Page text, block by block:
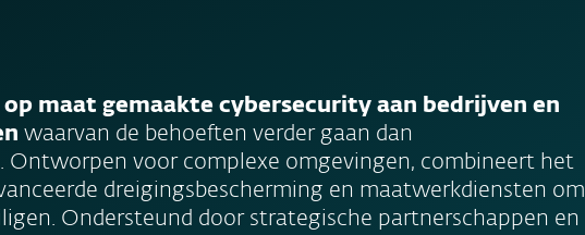
op maat gemaakte cybersecurity aan bedrijven en
waarvan de behoeften verder gaan dan
Ontworpen voor complexe omgevingen, combineert het
dreigingsbescherming en maatwerkdiensten om
Ondersteund door strategische partnerschappen en